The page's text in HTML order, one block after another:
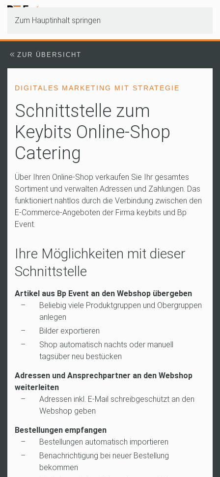
Zum Hauptinhalt springen
ZUR ÜBERSICHT
DIGITALES MARKETING MIT STRATEGIE
Schnittstelle zum
Keybits Online-Shop
Catering
Über Ihren Online-Shop verkaufen Sie Ihr gesamtes
Sortiment und verwalten Adressen und Zahlungen. Das
funktioniert nahtlos durch die Verbindung zwischen den
E-Commerce-Angeboten der Firma keybits und Bp
Event.
Ihre Möglichkeiten mit dieser
Schnittstelle
Artikel aus Bp Event an den Webshop übergeben
Beliebig viele Produktgruppen und Obergruppen
anlegen
Bilder exportieren
Shop automatisch nachts oder manuell
tagsüber neu bestücken
Adressen und Ansprechpartner an den Webshop
weiterleiten
Adressen inkl. E-Mail schreibgeschützt an den
Webshop geben
Bestellungen empfangen
Bestellungen automatisch importieren
Benachrichtigung bei neuer Bestellung
bekommen